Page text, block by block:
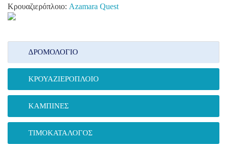
Κρουαζιερόπλοιο: Azamara Quest
ΔΡΟΜΟΛΌΓΙΟ
ΚΡΟΥΑΖΙΕΡΌΠΛΟΙΟ
ΚΑΜΠΊΝΕΣ
ΤΙΜΟΚΑΤΆΛΟΓΟΣ